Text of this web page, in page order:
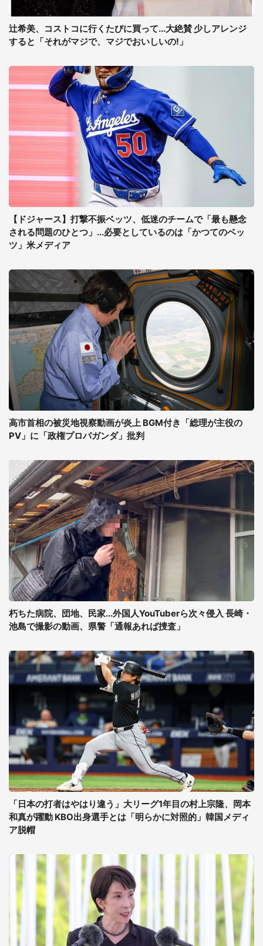
辻希美、コストコに行くたびに買って...大絶賛 少しアレンジ
すると「それがマジで、マジでおいしいの!」
【ドジャース】打撃不振ベッツ、低迷のチームで「最も懸念
される問題のひとつ」...必要としているのは「かつてのベッ
ツ」米メディア
高市首相の被災地視察動画が炎上 BGM付き「総理が主役の
PV」に「政権プロパガンダ」批判
朽ちた病院、団地、民家...外国人YouTuberら次々侵入 長崎・
池島で撮影の動画、県警「通報あれば捜査」
「日本の打者はやはり違う」大リーグ1年目の村上宗隆、岡本
和真が躍動 KBO出身選手とは「明らかに対照的」韓国メディ
ア脱帽